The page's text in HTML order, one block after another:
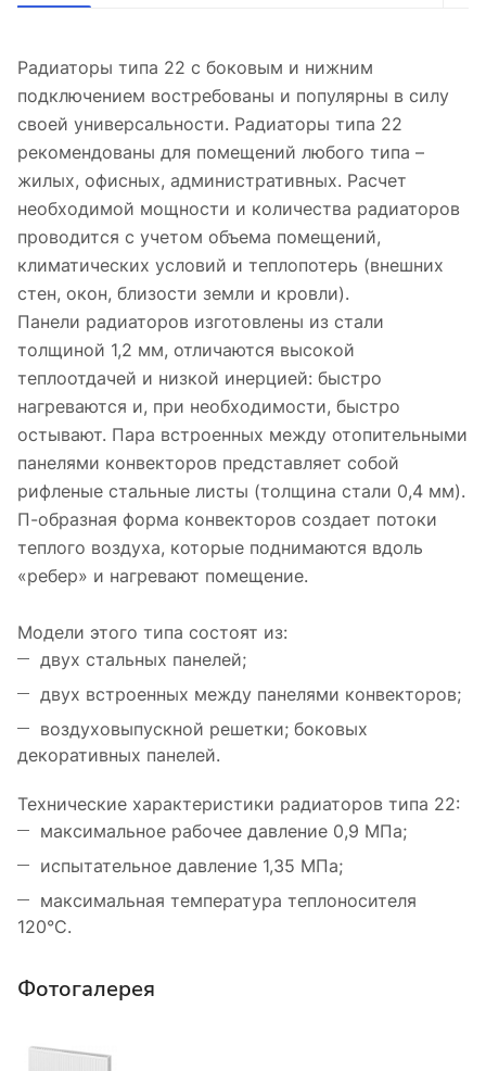
Радиаторы типа 22 с боковым и нижним
подключением востребованы и популярны в силу
своей универсальности. Радиаторы типа 22
рекомендованы для помещений любого типа –
жилых, офисных, административных. Расчет
необходимой мощности и количества радиаторов
проводится с учетом объема помещений,
климатических условий и теплопотерь (внешних
стен, окон, близости земли и кровли).
Панели радиаторов изготовлены из стали
толщиной 1,2 мм, отличаются высокой
теплоотдачей и низкой инерцией: быстро
нагреваются и, при необходимости, быстро
остывают. Пара встроенных между отопительными
панелями конвекторов представляет собой
рифленые стальные листы (толщина стали 0,4 мм).
П-образная форма конвекторов создает потоки
теплого воздуха, которые поднимаются вдоль
«ребер» и нагревают помещение.
Модели этого типа состоят из:
двух стальных панелей;
двух встроенных между панелями конвекторов;
воздуховыпускной решетки; боковых
декоративных панелей.
Технические характеристики радиаторов типа 22:
максимальное рабочее давление 0,9 МПа;
испытательное давление 1,35 МПа;
максимальная температура теплоносителя
120°С.
Фотогалерея